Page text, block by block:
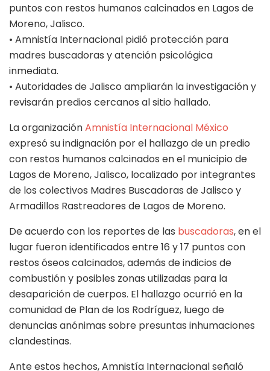
puntos con restos humanos calcinados en Lagos de
Moreno, Jalisco.
• Amnistía Internacional pidió protección para
madres buscadoras y atención psicológica
inmediata.
• Autoridades de Jalisco ampliarán la investigación y
revisarán predios cercanos al sitio hallado.
La organizaciónAmnistía Internacional México
expresó su indignación por el hallazgo de un predio
con restos humanos calcinados en el municipio de
Lagos de Moreno, Jalisco, localizado por integrantes
de los colectivos Madres Buscadoras de Jalisco y
Armadillos Rastreadores de Lagos de Moreno.
De acuerdo con los reportes de las buscadoras, en el
lugar fueron identificados entre 16 y 17 puntos con
restos óseos calcinados, además de indicios de
combustión y posibles zonas utilizadas para la
desaparición de cuerpos. El hallazgo ocurrió en la
comunidad de Plan de los Rodríguez, luego de
denuncias anónimas sobre presuntas inhumaciones
clandestinas.
Ante estos hechos, Amnistía Internacional señaló